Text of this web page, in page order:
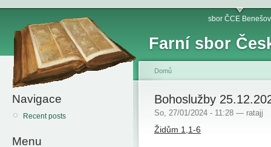
Farní sbor
sbor ČCE Benešov
Navigace
Recent posts
Menu
Domů
Bohoslužby
So, 27/01/2024 - 11:28 — ratajj
Židům 1,1-6